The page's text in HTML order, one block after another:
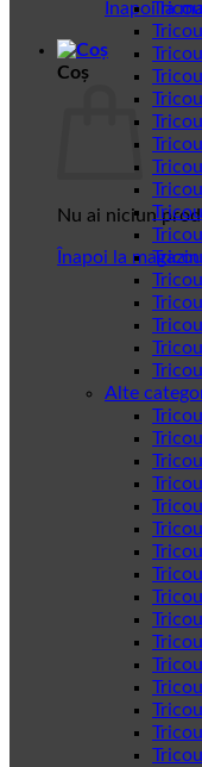
Înapoi la
Coș
Nu ai niciun
Înapoi la magazin
Alte